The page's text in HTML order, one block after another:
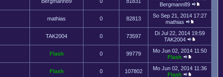
Bergmann89
mathias 0 82813
So Sep 21, 2014 17:27
mathias
TAK2004 0 73597
Di Jul 22, 2014 19:59
TAK2004
Flash 0 99779
Mo Jun 02, 2014 11:50
Flash
Flash 0 107802
Mo Jun 02, 2014 11:36
Flash